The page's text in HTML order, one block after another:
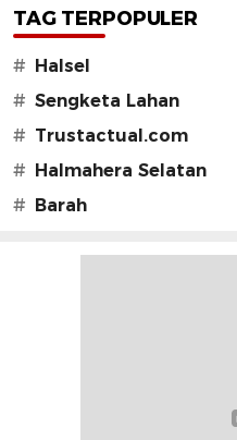
TAG TERPOPULER
# Halsel
# Sengketa Lahan
# Trustactual.com
# Halmahera Selatan
# Barah